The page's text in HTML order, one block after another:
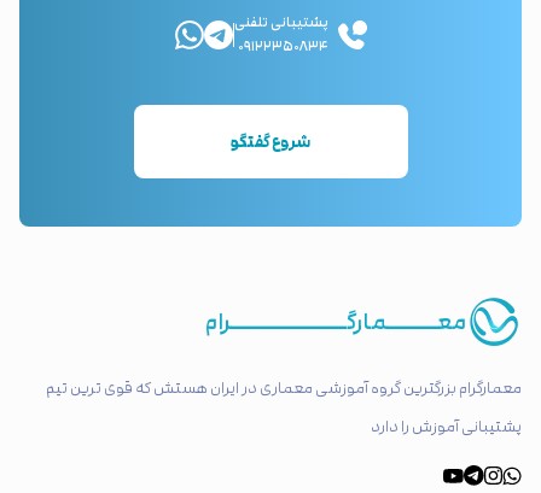
پشتیبانی تلفنی
۰۹۱۲۲۳۵۰۸۳۴
شروع گفتگو
معـــــــمارگــــــــــــــــرام
معمارگرام بزرگترین گروه آموزشی معماری در ایران هستش که قوی ترین تیم
پشتیبانی آموزش را دارد